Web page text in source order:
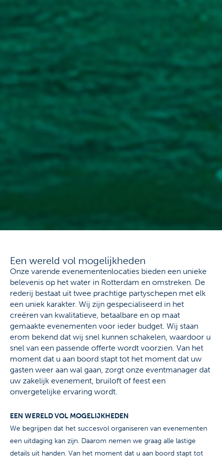
Een wereld vol mogelijkheden
Onze varende evenementenlocaties bieden een unieke
belevenis op het water in Rotterdam en omstreken. De
rederij bestaat uit twee prachtige partyschepen met elk
een uniek karakter. Wij zijn gespecialiseerd in het
creëren van kwalitatieve, betaalbare en op maat
gemaakte evenementen voor ieder budget. Wij staan
erom bekend dat wij snel kunnen schakelen, waardoor u
snel van een passende offerte wordt voorzien. Van het
moment dat u aan boord stapt tot het moment dat uw
gasten weer aan wal gaan, zorgt onze eventmanager dat
uw zakelijk evenement, bruiloft of feest een
onvergetelijke ervaring wordt.
EEN WERELD VOL MOGELIJKHEDEN
We begrijpen dat het succesvol organiseren van evenementen
een uitdaging kan zijn. Daarom nemen we graag alle lastige
details uit handen. Van het moment dat u aan boord stapt tot